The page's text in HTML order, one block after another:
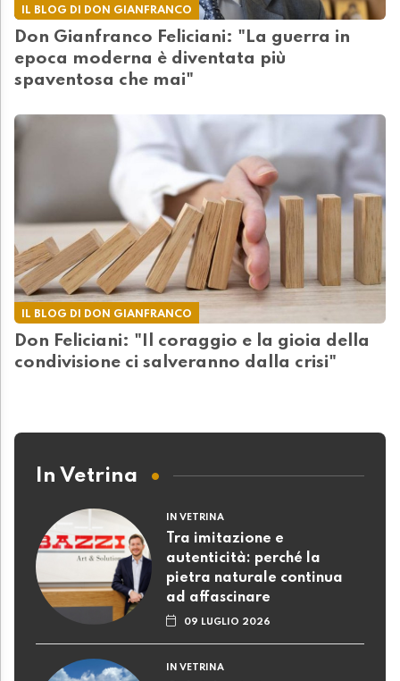
IL BLOG DI DON GIANFRANCO
Don Gianfranco Feliciani: "La guerra in
epoca moderna è diventata più
spaventosa che mai"
IL BLOG DI DON GIANFRANCO
Don Feliciani: "Il coraggio e la gioia della
condivisione ci salveranno dalla crisi"
In Vetrina
IN VETRINA
Tra imitazione e
autenticità: perché la
pietra naturale continua
ad affascinare
09 LUGLIO 2026
IN VETRINA